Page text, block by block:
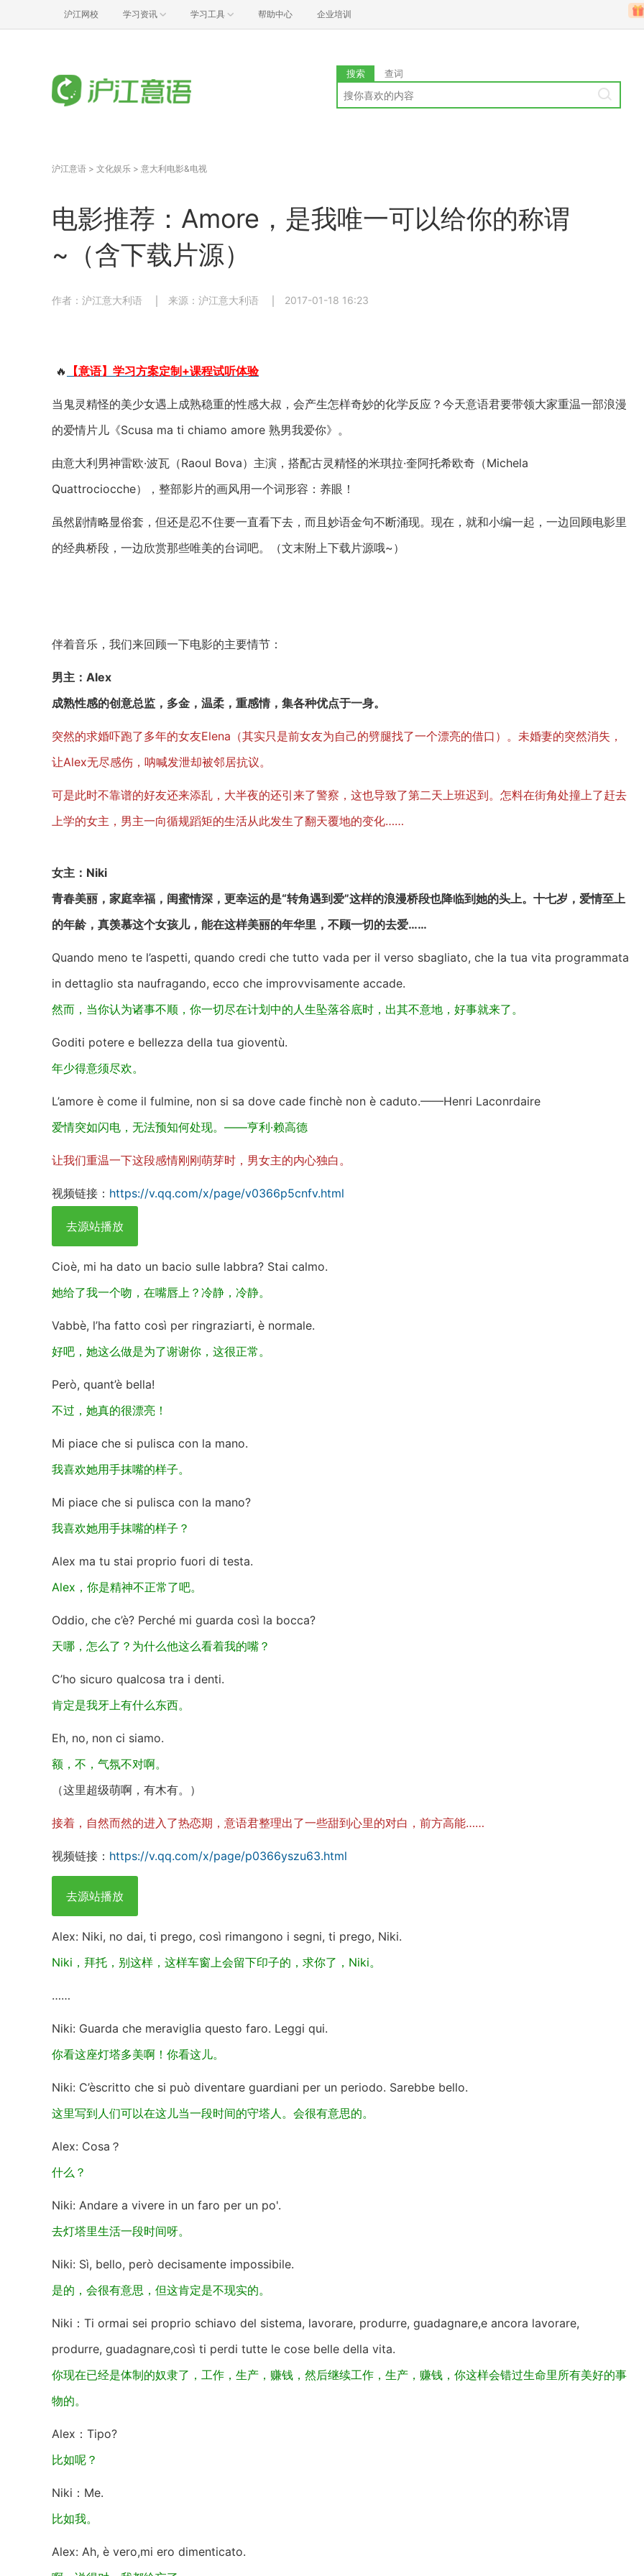
沪江网校 学习资讯 学习工具 帮助中心 企业培训
搜索 查词
沪江意语 > 文化娱乐 > 意大利电影&电视
电影推荐：Amore，是我唯一可以给你的称谓
~（含下载片源）
作者：沪江意大利语 来源：沪江意大利语 2017-01-18 16:23
🔥 【意语】学习方案定制+课程试听体验
当鬼灵精怪的美少女遇上成熟稳重的性感大叔，会产生怎样奇妙的化学反应？今天意语君要带领大家重温一部浪漫
的爱情片儿《Scusa ma ti chiamo amore 熟男我爱你》。
由意大利男神雷欧·波瓦（Raoul Bova）主演，搭配古灵精怪的米琪拉·奎阿托希欧奇（Michela
Quattrociocche），整部影片的画风用一个词形容：养眼！
虽然剧情略显俗套，但还是忍不住要一直看下去，而且妙语金句不断涌现。现在，就和小编一起，一边回顾电影里
的经典桥段，一边欣赏那些唯美的台词吧。（文末附上下载片源哦~）
伴着音乐，我们来回顾一下电影的主要情节：
男主：Alex
成熟性感的创意总监，多金，温柔，重感情，集各种优点于一身。
突然的求婚吓跑了多年的女友Elena（其实只是前女友为自己的劈腿找了一个漂亮的借口）。未婚妻的突然消失，
让Alex无尽感伤，呐喊发泄却被邻居抗议。
可是此时不靠谱的好友还来添乱，大半夜的还引来了警察，这也导致了第二天上班迟到。怎料在街角处撞上了赶去
上学的女主，男主一向循规蹈矩的生活从此发生了翻天覆地的变化……
女主：Niki
青春美丽，家庭幸福，闺蜜情深，更幸运的是“转角遇到爱”这样的浪漫桥段也降临到她的头上。十七岁，爱情至上
的年龄，真羡慕这个女孩儿，能在这样美丽的年华里，不顾一切的去爱……
Quando meno te l’aspetti, quando credi che tutto vada per il verso sbagliato, che la tua vita programmata
in dettaglio sta naufragando, ecco che improvvisamente accade.
然而，当你认为诸事不顺，你一切尽在计划中的人生坠落谷底时，出其不意地，好事就来了。
Goditi potere e bellezza della tua gioventù.
年少得意须尽欢。
L’amore è come il fulmine, non si sa dove cade finchè non è caduto.——Henri Laconrdaire
爱情突如闪电，无法预知何处现。——亨利·赖高德
让我们重温一下这段感情刚刚萌芽时，男女主的内心独白。
视频链接： https://v.qq.com/x/page/v0366p5cnfv.html
去源站播放
Cioè, mi ha dato un bacio sulle labbra? Stai calmo.
她给了我一个吻，在嘴唇上？冷静，冷静。
Vabbè, l’ha fatto così per ringraziarti, è normale.
好吧，她这么做是为了谢谢你，这很正常。
Però, quant’è bella!
不过，她真的很漂亮！
Mi piace che si pulisca con la mano.
我喜欢她用手抹嘴的样子。
Mi piace che si pulisca con la mano?
我喜欢她用手抹嘴的样子？
Alex ma tu stai proprio fuori di testa.
Alex，你是精神不正常了吧。
Oddio, che c’è? Perché mi guarda così la bocca?
天哪，怎么了？为什么他这么看着我的嘴？
C’ho sicuro qualcosa tra i denti.
肯定是我牙上有什么东西。
Eh, no, non ci siamo.
额，不，气氛不对啊。
（这里超级萌啊，有木有。）
接着，自然而然的进入了热恋期，意语君整理出了一些甜到心里的对白，前方高能……
视频链接： https://v.qq.com/x/page/p0366yszu63.html
去源站播放
Alex: Niki, no dai, ti prego, così rimangono i segni, ti prego, Niki.
Niki，拜托，别这样，这样车窗上会留下印子的，求你了，Niki。
……
Niki: Guarda che meraviglia questo faro. Leggi qui.
你看这座灯塔多美啊！你看这儿。
Niki: C’èscritto che si può diventare guardiani per un periodo. Sarebbe bello.
这里写到人们可以在这儿当一段时间的守塔人。会很有意思的。
Alex: Cosa？
什么？
Niki: Andare a vivere in un faro per un po'.
去灯塔里生活一段时间呀。
Niki: Sì, bello, però decisamente impossibile.
是的，会很有意思，但这肯定是不现实的。
Niki：Ti ormai sei proprio schiavo del sistema, lavorare, produrre, guadagnare,e ancora lavorare,
produrre, guadagnare,così ti perdi tutte le cose belle della vita.
你现在已经是体制的奴隶了，工作，生产，赚钱，然后继续工作，生产，赚钱，你这样会错过生命里所有美好的事
物的。
Alex：Tipo?
比如呢？
Niki：Me.
比如我。
Alex: Ah, è vero,mi ero dimenticato.